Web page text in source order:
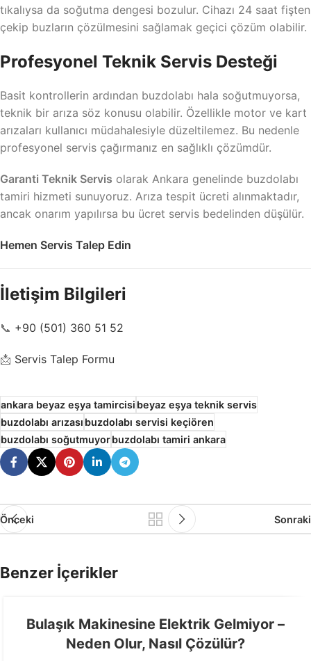
tıkalıysa da soğutma dengesi bozulur. Cihazı 24 saat fişten
çekip buzların çözülmesini sağlamak geçici çözüm olabilir.
Profesyonel Teknik Servis Desteği
Basit kontrollerin ardından buzdolabı hala soğutmuyorsa,
teknik bir arıza söz konusu olabilir. Özellikle motor ve kart
arızaları kullanıcı müdahalesiyle düzeltilemez. Bu nedenle
profesyonel servis çağırmanız en sağlıklı çözümdür.
Garanti Teknik Servis olarak Ankara genelinde buzdolabı
tamiri hizmeti sunuyoruz. Arıza tespit ücreti alınmaktadır,
ancak onarım yapılırsa bu ücret servis bedelinden düşülür.
Hemen Servis Talep Edin
İletişim Bilgileri
📞 +90 (501) 360 51 52
📩 Servis Talep Formu
ankara beyaz eşya tamircisibeyaz eşya teknik servis
buzdolabı arızasıbuzdolabı servisi keçiören
buzdolabı soğutmuyorbuzdolabı tamiri ankara
Önceki Sonraki
Benzer İçerikler
Bulaşık Makinesine Elektrik Gelmiyor –
Neden Olur, Nasıl Çözülür?